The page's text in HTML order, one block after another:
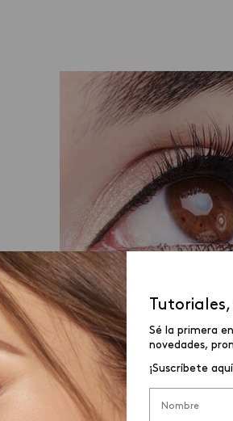
Sé la primera
novedades,
¡Suscríbete